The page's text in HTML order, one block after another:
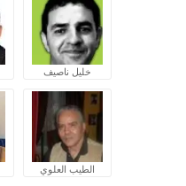
خليل ناصيف
الطيب العلوي